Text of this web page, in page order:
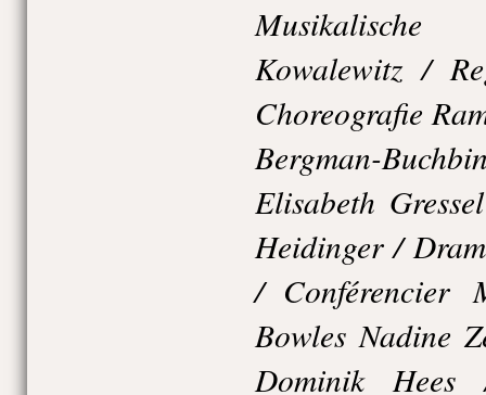
Musikalische
Kowalewitz /
Choreografie
Bergman-
Elisabeth
Heidinger /
/ Conférencier
Bowles Nadine
Dominik Hees